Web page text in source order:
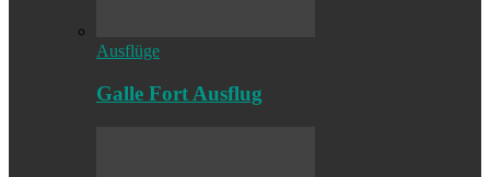
Ausflüge
Galle Fort Ausflug